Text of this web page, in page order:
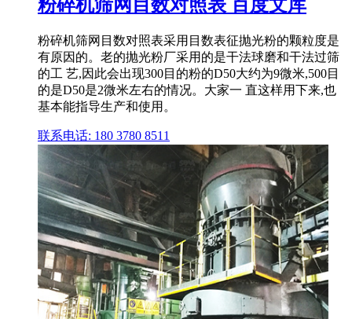
粉碎机筛网目数对照表 百度文库
粉碎机筛网目数对照表采用目数表征抛光粉的颗粒度是
有原因的。老的抛光粉厂采用的是干法球磨和干法过筛
的工 艺,因此会出现300目的粉的D50大约为9微米,500目
的是D50是2微米左右的情况。大家一 直这样用下来,也
基本能指导生产和使用。
联系电话: 180 3780 8511